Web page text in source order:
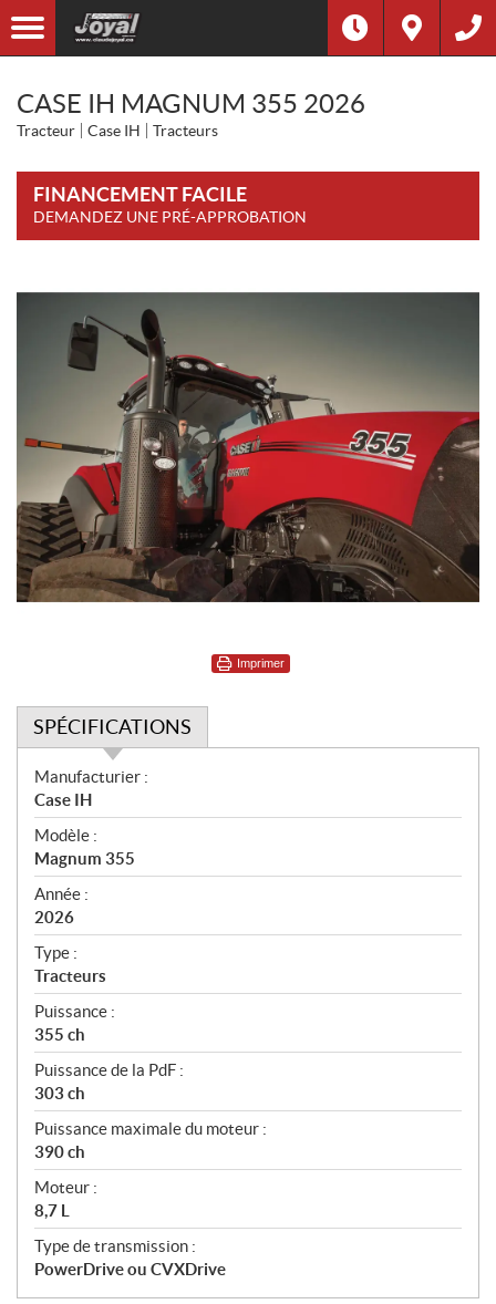
CASE IH MAGNUM 355 2026
Tracteur Case IH Tracteurs
FINANCEMENT FACILE
DEMANDEZ UNE PRÉ-APPROBATION
Imprimer
SPÉCIFICATIONS
S
p
é
c
i
f
i
c
a
t
i
o
n
s
Manufacturier :
Case IH
Modèle :
Magnum 355
Année :
2026
Type :
Tracteurs
Puissance :
355 ch
Puissance de la PdF :
303 ch
Puissance maximale du moteur :
390 ch
Moteur :
8,7 L
Type de transmission :
PowerDrive ou CVXDrive